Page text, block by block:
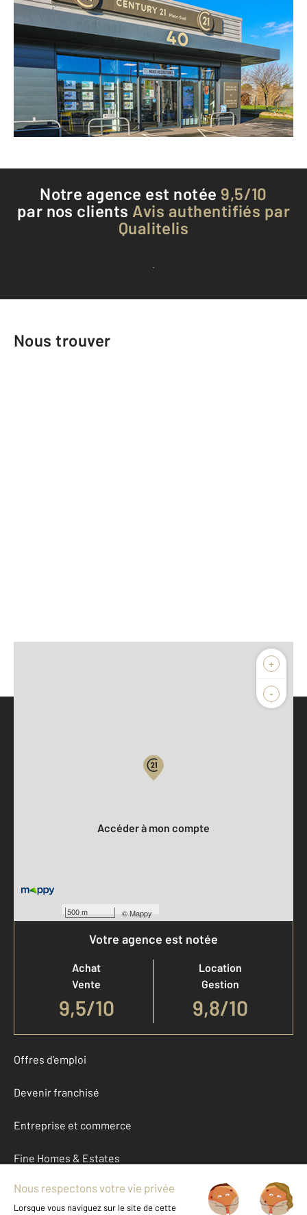
CENTURY 21 Plein Sud
40 route de Castres
ALBI - 81000
Envoyer un message
Téléphoner à l'agence
Notre agence est notée 9,5/10
par nos clients Avis authentifiés par
Qualitelis
Voir tous les avis clients
Nous trouver
+
-
500 m ©Mappy
Accéder à mon compte
Votre agence est notée
Achat
Vente
9,5/10
Location
Gestion
9,8/10
Offres d'emploi
Devenir franchisé
Entreprise et commerce
Fine Homes & Estates
À propos